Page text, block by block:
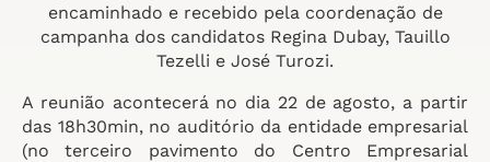
encaminhado e recebido pela coordenação de
campanha dos candidatos Regina Dubay, Tauillo
Tezelli e José Turozi.
A reunião acontecerá no dia 22 de agosto, a partir
das 18h30min, no auditório da entidade empresarial
(no terceiro pavimento do Centro Empresarial